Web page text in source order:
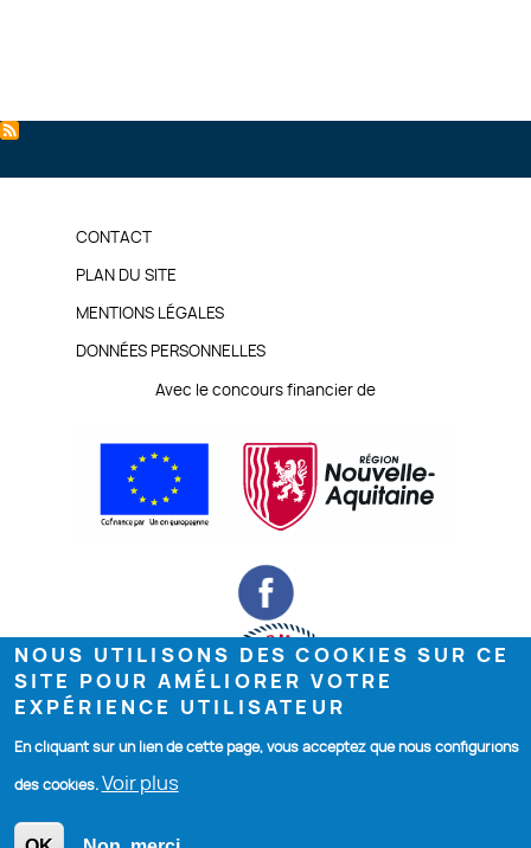
PIED
DE
PAGE
CONTACT
PLAN DU SITE
MENTIONS LÉGALES
DONNÉES PERSONNELLES
Avec le concours financier de
NOUS UTILISONS DES COOKIES SUR CE
SITE POUR AMÉLIORER VOTRE
EXPÉRIENCE UTILISATEUR
En cliquant sur un lien de cette page, vous acceptez que nous configurions
des cookies. Voir plus